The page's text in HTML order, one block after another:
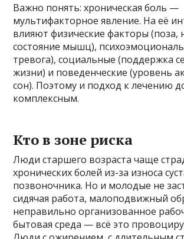
Важно понять: хроническая боль —
мультифакторное явление. На её
влияют физические факторы (поза,
состояние мышц),
тревога), социальные (поддержка
жизни) и поведенческие (уровень
сон). Поэтому и подход к лечению
комплексным.
Кто в зоне риска
Люди старшего возраста чаще
хронических болей из-за износа
позвоночника. Но и молодые не
сидячая работа, малоподвижный
неправильно организованное
бытовая среда — всё это